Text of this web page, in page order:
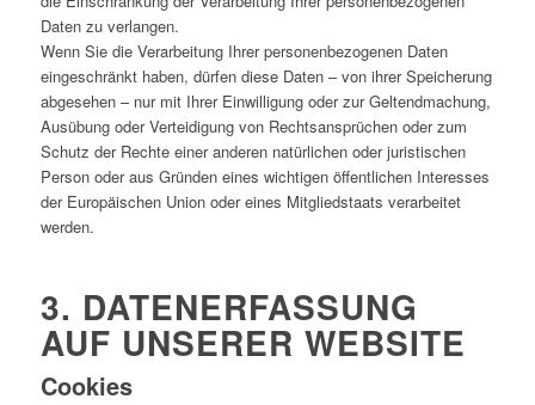
Daten zu verlangen.
Wenn Sie die Verarbeitung Ihrer personenbezogenen Daten
eingeschränkt haben, dürfen diese Daten – von ihrer Speicherung
abgesehen – nur mit Ihrer Einwilligung oder zur Geltendmachung,
Ausübung oder Verteidigung von Rechtsansprüchen oder zum
Schutz der Rechte einer anderen natürlichen oder juristischen
Person oder aus Gründen eines wichtigen öffentlichen Interesses
der Europäischen Union oder eines Mitgliedstaats verarbeitet
werden.
3. DATENERFASSUNG
AUF UNSERER WEBSITE
Cookies